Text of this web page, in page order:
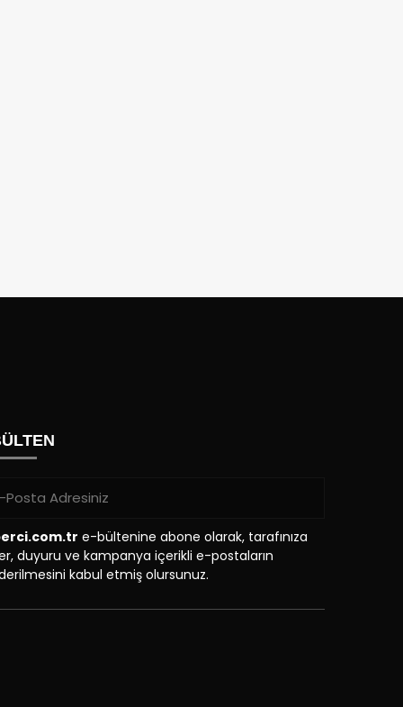
e-bültenine abone olarak, tarafınıza
duyuru ve kampanya içerikli e-postaların
kabul etmiş olursunuz.